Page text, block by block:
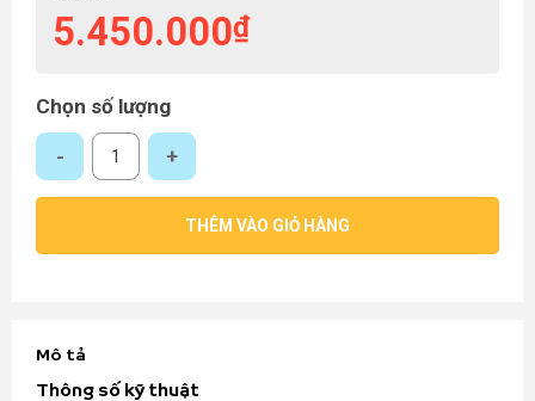
5.450.000₫
Chọn số lượng
Máy giặt Samsung Inverter 8 kg WW80J54E0BW/SV số lượng
THÊM VÀO GIỎ HÀNG
Mô tả
Thông số kỹ thuật